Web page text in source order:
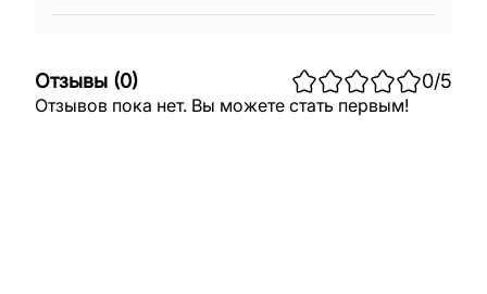
Отзывы (0) 0/5
Отзывов пока нет. Вы можете стать первым!